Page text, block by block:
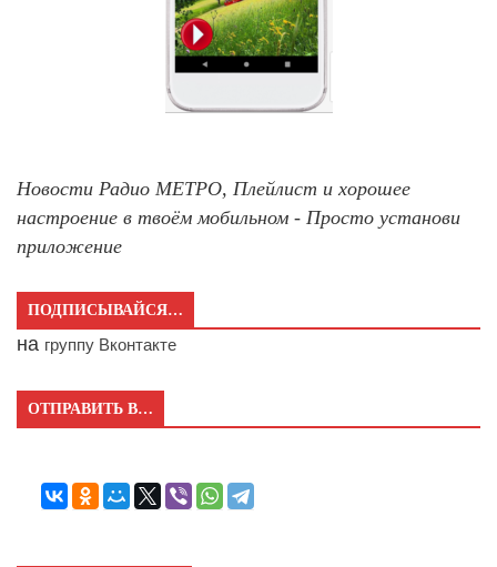
Новости Радио МЕТРО, Плейлист и хорошее
настроение в твоём мобильном - Просто установи
приложение
ПОДПИСЫВАЙСЯ…
на группу Вконтакте
ОТПРАВИТЬ В…